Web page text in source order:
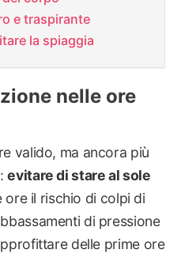
e traspirante
la spiaggia
nelle ore
valido, ma ancora più
evitare di stare al sole
ore il rischio di colpi di
di pressione
delle prime ore